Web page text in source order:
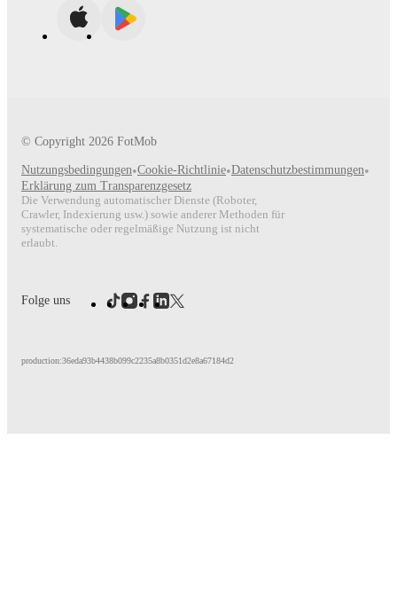
© Copyright 2026 FotMob
Nutzungsbedingungen•Cookie-Richtlinie•Datenschutzbestimmungen•
Erklärung zum Transparenzgesetz
Die Verwendung automatischer Dienste (Roboter,
Crawler, Indexierung usw.) sowie anderer Methoden für
systematische oder regelmäßige Nutzung ist nicht
erlaubt.
Folge uns
production:36eda93b4438b099c2235a8b0351d2e8a67184d2